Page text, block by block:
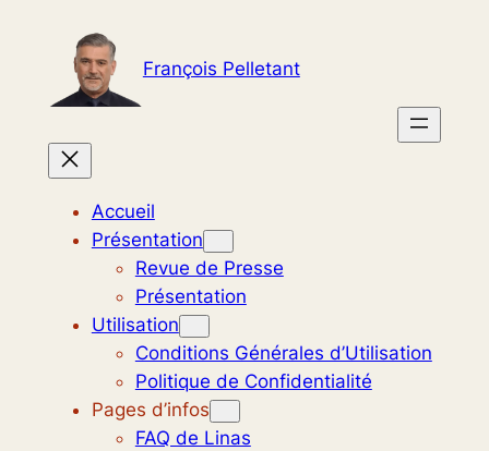
contenu
François Pelletant
Accueil
Présentation
Revue de Presse
Présentation
Utilisation
Conditions Générales d’Utilisation
Politique de Confidentialité
Pages d’infos
FAQ de Linas